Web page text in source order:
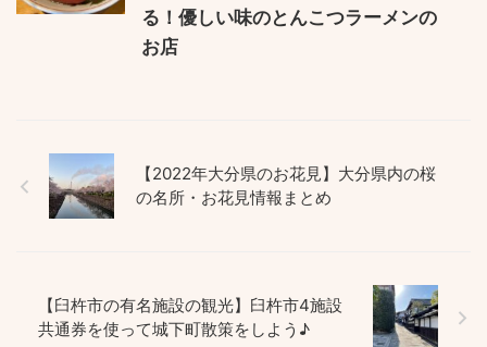
る！優しい味のとんこつラーメンの
お店
【2022年大分県のお花見】大分県内の桜
の名所・お花見情報まとめ
【臼杵市の有名施設の観光】臼杵市4施設
共通券を使って城下町散策をしよう♪